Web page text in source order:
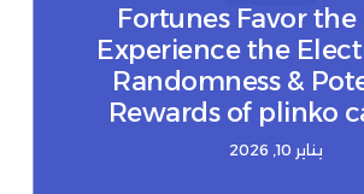
Fortunes Favor the
Experience the
Randomness &
Rewards of plinko
يناير 10, 2026